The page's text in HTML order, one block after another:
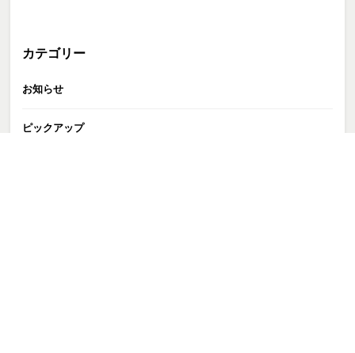
カテゴリー
お知らせ
ピックアップ